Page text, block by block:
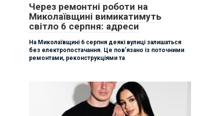
Через ремонтні роботи на
Миколаївщині вимикатимуть
світло 6 серпня: адреси
На Миколаївщині 6 серпня деякі вулиці залишаться
без електропостачання. Це пов’язано із поточними
ремонтами, реконструкціями та